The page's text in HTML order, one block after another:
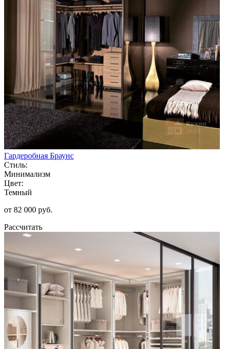
Гардеробная Браунс
Стиль:
Минимализм
Цвет:
Темный
от 82 000 руб.
Рассчитать